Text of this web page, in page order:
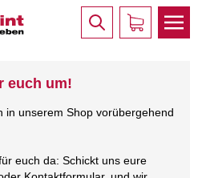
euch um!
in unserem Shop vorübergehend
euch da: Schickt uns eure